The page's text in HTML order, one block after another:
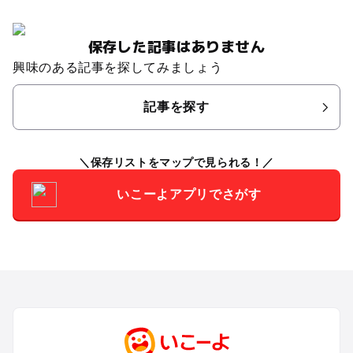
保存した記事はありません
興味のある記事を探してみましょう
記事を探す
保存リストをマップで見られる！
いこーよアプリでさがす